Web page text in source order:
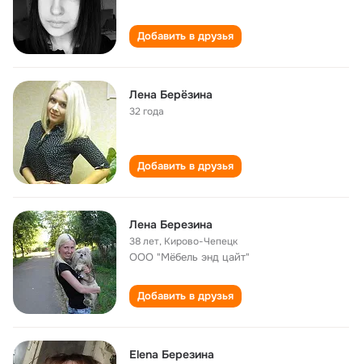
Добавить в друзья
Лена Берёзина
32 года
Добавить в друзья
Лена Березина
38 лет, Кирово-Чепецк
ООО "Мёбель энд цайт"
Добавить в друзья
Elena Березина